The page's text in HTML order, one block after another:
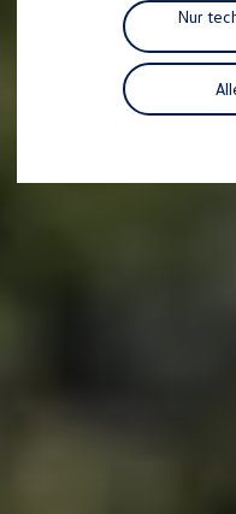
Wallbox
Digitale Extras
Dienste
Handy
Nur